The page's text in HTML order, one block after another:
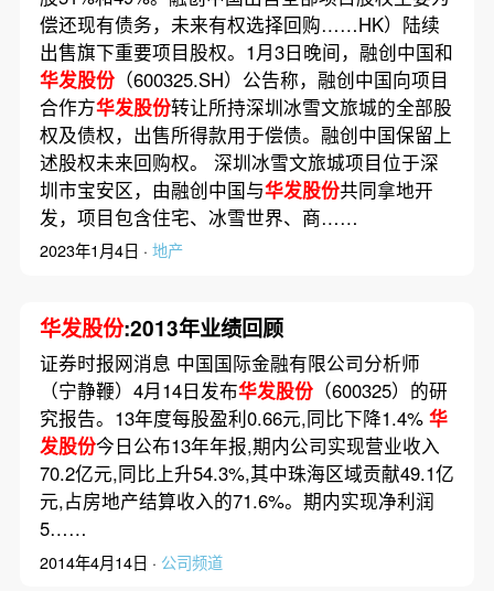
偿还现有债务，未来有权选择回购……HK）陆续
出售旗下重要项目股权。1月3日晚间，融创中国和
华发股份（600325.SH）公告称，融创中国向项目
合作方华发股份转让所持深圳冰雪文旅城的全部股
权及债权，出售所得款用于偿债。融创中国保留上
述股权未来回购权。 深圳冰雪文旅城项目位于深
圳市宝安区，由融创中国与华发股份共同拿地开
发，项目包含住宅、冰雪世界、商……
2023年1月4日 · 地产
华发股份:2013年业绩回顾
证券时报网消息 中国国际金融有限公司分析师
（宁静鞭）4月14日发布华发股份（600325）的研
究报告。13年度每股盈利0.66元,同比下降1.4% 华
发股份今日公布13年年报,期内公司实现营业收入
70.2亿元,同比上升54.3%,其中珠海区域贡献49.1亿
元,占房地产结算收入的71.6%。期内实现净利润
5……
2014年4月14日 · 公司频道